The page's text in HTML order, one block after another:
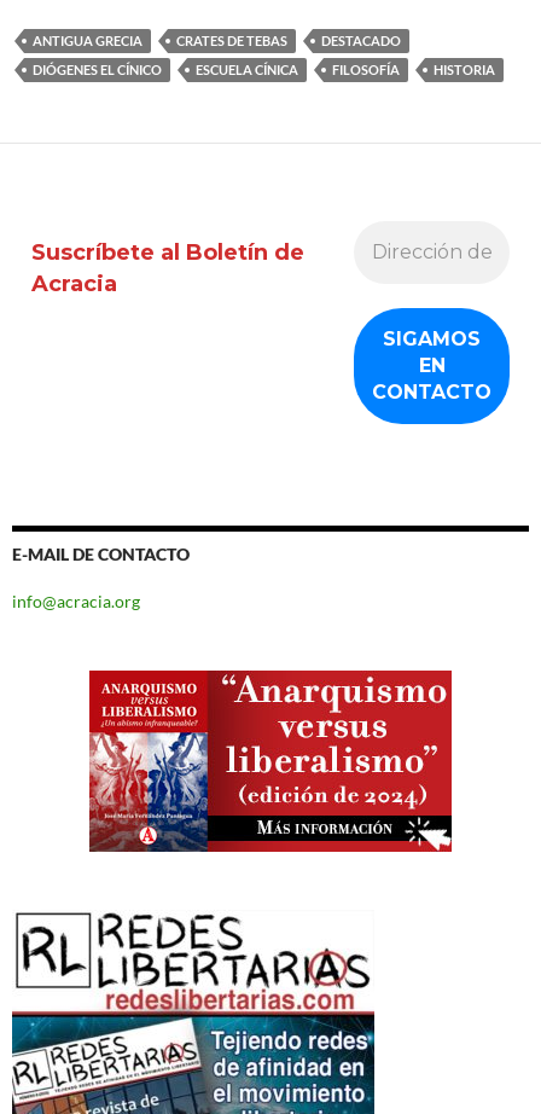
ANTIGUA GRECIA CRATES DE TEBAS
DESTACADO
DIÓGENES EL CÍNICO
ESCUELA CÍNICA FILOSOFÍA HISTORIA
Suscríbete al Boletín de
Acracia
E-MAIL DE CONTACTO
info@acracia.org